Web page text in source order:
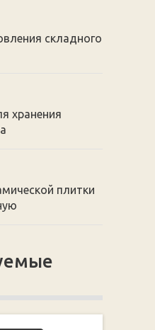
складного
хранения
плитки